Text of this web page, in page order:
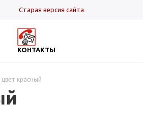
Cтарая версия сайта
КОНТАКТЫ
красный